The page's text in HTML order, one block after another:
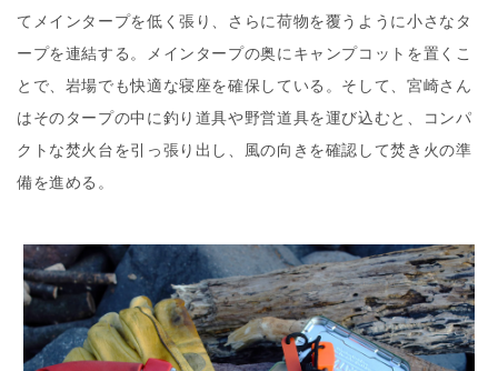
てメインタープを低く張り、さらに荷物を覆うように小さなタ
ープを連結する。メインタープの奥にキャンプコットを置くこ
とで、岩場でも快適な寝座を確保している。そして、宮崎さん
はそのタープの中に釣り道具や野営道具を運び込むと、コンパ
クトな焚火台を引っ張り出し、風の向きを確認して焚き火の準
備を進める。